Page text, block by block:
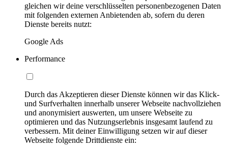
gleichen wir deine verschlüsselten personenbezogenen Daten
mit folgenden externen Anbietenden ab, sofern du deren
Dienste bereits nutzt:
Google Ads
Performance
Durch das Akzeptieren dieser Dienste können wir das Klick-
und Surfverhalten innerhalb unserer Webseite nachvollziehen
und anonymisiert auswerten, um unsere Webseite zu
optimieren und das Nutzungserlebnis insgesamt laufend zu
verbessern. Mit deiner Einwilligung setzen wir auf dieser
Webseite folgende Drittdienste ein: